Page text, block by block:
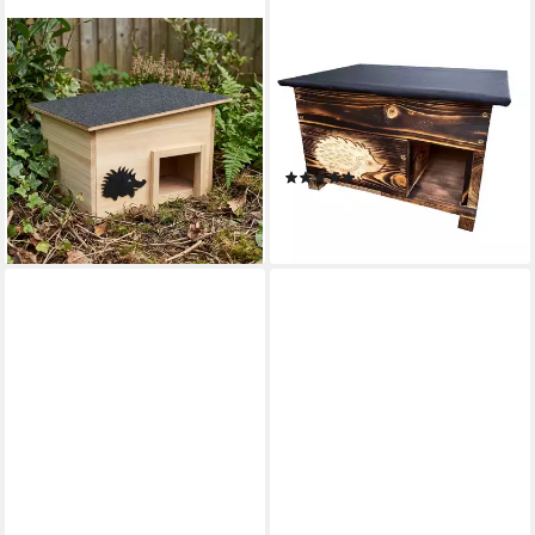
SHOP'N SMILE IDEOON
Igelhaus Holz-Bausatz mit
Labyrintheingang:
Wetterfestes Winterquartier
basteln
ab 27,99 € UVP39,95 €
-30%
lieferbar - in 2-3 Werktagen bei dir
Tierhaus Igelhaus aus Holz
40x50x30 cm Geflammt, mit
abnehmbarem Dach
Wetterfest Geflammt
(1)